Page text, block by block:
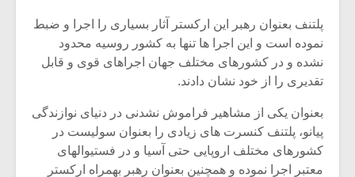
پلتنف بعنوان رهبر این ارکستر آثار بسیاری را اجرا و ضبط
نموده است و این اجرا ها تنها به کشور روسیه محدود
نشده و در کشورهای مختلف جهان اجراهای قوی و قابل
تقدیری را از خود نشان دادند.
بعنوان یکی از مشاهیر فراموش نشدنی در دنیای نوازندگی
پیانو، پلتنف کنسرت های زیادی را بعنوان سولیست در
کشورهای مختلف اروپایی حتی آسیا و در فستیوالهای
معتبر اجرا نموده و همچنین بعنوان رهبر بهمراه ارکستر